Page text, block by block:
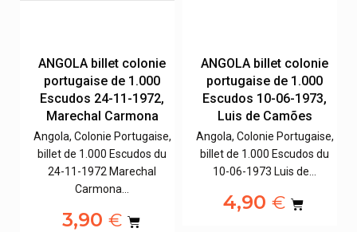
ANGOLA billet colonie
portugaise de 1.000
Escudos 24-11-1972,
Marechal Carmona
Angola, Colonie Portugaise,
billet de 1.000 Escudos du
24-11-1972 Marechal
Carmona…
3,90 €
ANGOLA billet colonie
portugaise de 1.000
Escudos 10-06-1973,
Luis de Camões
Angola, Colonie Portugaise,
billet de 1.000 Escudos du
10-06-1973 Luis de…
4,90€